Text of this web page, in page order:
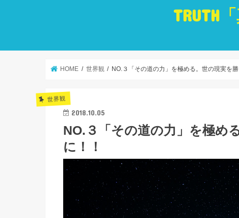
TRUTH
HOME 世界観 NO.３「その道の力」を極める。世の現実を勝
世界観
2018.10.05
NO.３「その道の力」を極め
に！！